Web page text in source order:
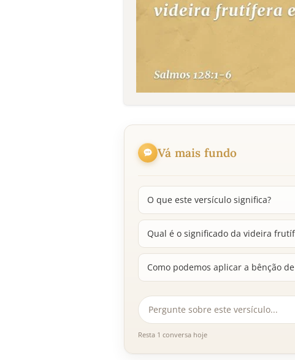
Vá mais fundo
O que este versículo significa?
Qual é o significado da videira
Como podemos aplicar a bênção
Resta 1 conversa hoje